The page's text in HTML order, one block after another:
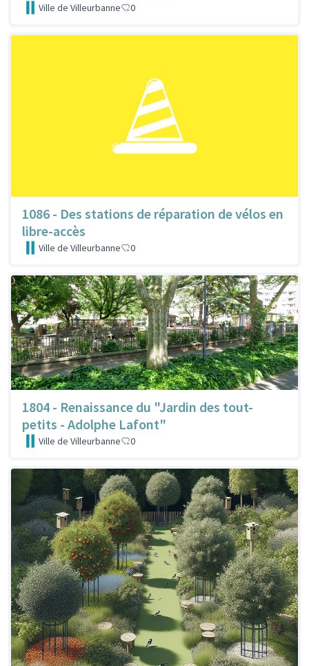
Ville de Villeurbanne 0
1086 - Des stations de réparation de vélos en
libre-accès
Ville de Villeurbanne 0
1804 - Renaissance du "Jardin des tout-
petits - Adolphe Lafont"
Ville de Villeurbanne 0